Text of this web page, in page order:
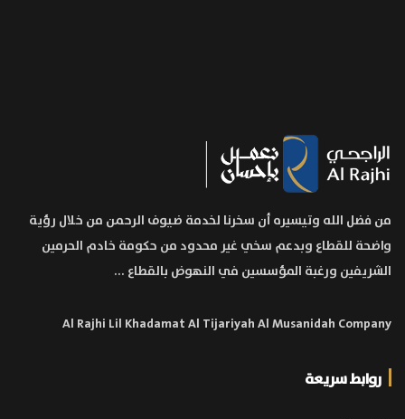
من فضل الله وتيسيره أن سخرنا لخدمة ضيوف الرحمن من خلال رؤية
واضحة للقطاع وبدعم سخي غير محدود من حكومة خادم الحرمين
الشريفين ورغبة المؤسسين في النهوض بالقطاع ...
Al Rajhi Lil Khadamat Al Tijariyah Al Musanidah Company
روابط سريعة